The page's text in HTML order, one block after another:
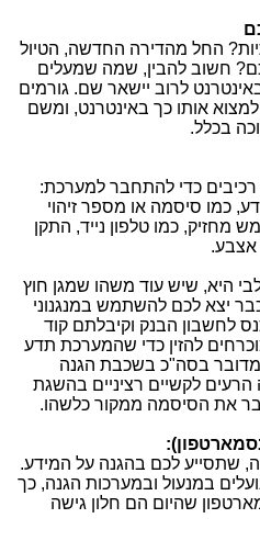
החל מהדירה החדשה, הטיול
חשוב להבין, שמה שמעלים
לרוב יישאר שם. גורמים
למצוא אותו כך באינטרנט, ומשם
בכלל.
אימות דו-שלבי, הוא שימוש ב-2 רכיבים כדי להתחבר למערכת:
כמו סיסמה או מספר זיהוי
מחזיק, כמו טלפון נייד, התקן
אצבע.
היא, שיש עוד משהו שמגן חוץ
יצא לכם להשתמש במנגנוני
לחשבון הבנק וקיבלתם קוד
להזין כדי שהמערכת תדע
בסה"כ בשכבת הגנה
לקשיים רציניים בהשגת
את הסיסמה ממקור כלשהו.
שתסייע לכם בהגנה על המידע.
במנעול ובמערכות הגנה, כך
שהיום הם חלון גישה